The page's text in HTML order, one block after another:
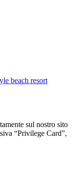
beach resort
sul nostro sito
“Privilege Card”,